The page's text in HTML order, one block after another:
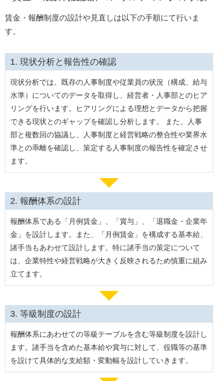
賃金・報酬制度の設計や見直しは以下の手順にて行いま
す。
現状分析と報告性の確認
現状分析では、既存の人事制度や従業員の状況（構成、給与
水準）についてのデータを取得し、経営者・人事部とのヒア
リングを行います。ヒアリングによる理想とデータから把握
できる現状とのギャップを確認し分析します。 また、人事
部と複数回の協議し、人事制度と経営戦略の整合性や業界水
準との乖離を確認し、策定する人事制度の報告性を確定させ
ます。
報酬体系の設計
報酬体系である「月例賃金」、「賞与」、「退職金・企業年
金」を設計します。また、「月例賃金」を構成する基本給、
諸手当もあわせて設計します。特に諸手当の策定について
は、企業特性や経営戦略が大きく反映されるため慎重に組み
立てます。
等級制度の設計
報酬体系にあわせての等級テーブルを含む等級制度を設計し
ます。諸手当を含めた基本給や賞与に対して、役職等の基準
を設けて具体的な支給額・変動幅を設計していきます。